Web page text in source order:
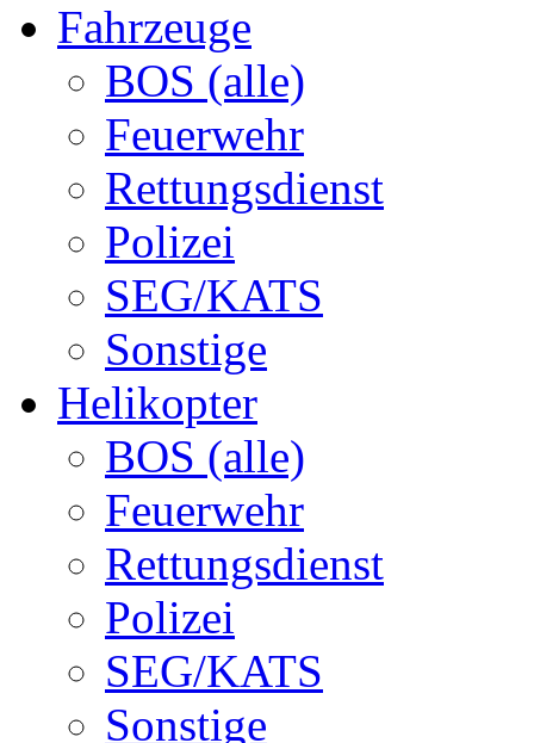
Fahrzeuge
BOS (alle)
Feuerwehr
Rettungsdienst
Polizei
SEG/KATS
Sonstige
Helikopter
BOS (alle)
Feuerwehr
Rettungsdienst
Polizei
SEG/KATS
Sonstige